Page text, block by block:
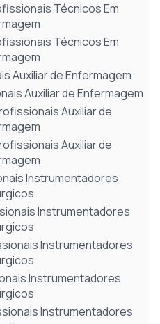
Técnicos Em
Técnicos Em
Auxiliar de Enfermagem
Auxiliar de Enfermagem
Auxiliar de
Auxiliar de
Instrumentadores
Instrumentadores
Instrumentadores
Instrumentadores
Instrumentadores